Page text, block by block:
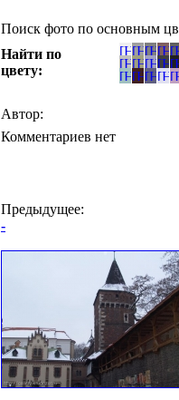
Поиск фото по основным
Найти по
цвету:
Автор:
Комментариев нет
Предыдущее:
-